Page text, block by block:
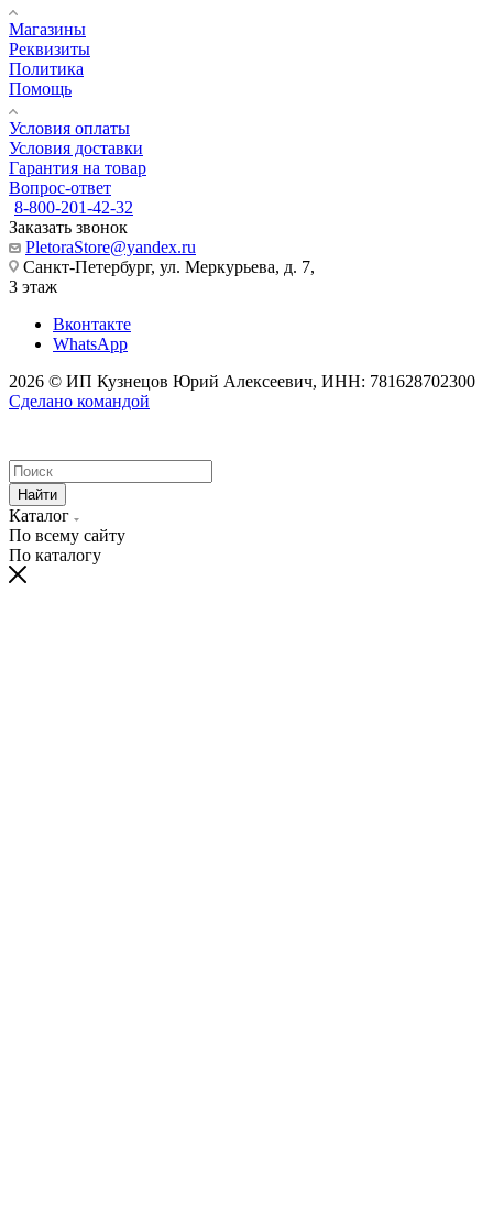
Магазины
Реквизиты
Политика
Помощь
Условия оплаты
Условия доставки
Гарантия на товар
Вопрос-ответ
8-800-201-42-32
Заказать звонок
PletoraStore@yandex.ru
Санкт-Петербург, ул. Меркурьева, д. 7,
3 этаж
Вконтакте
WhatsApp
2026 © ИП Кузнецов Юрий Алексеевич, ИНН: 781628702300
Сделано командой
Найти
Каталог
По всему сайту
По каталогу